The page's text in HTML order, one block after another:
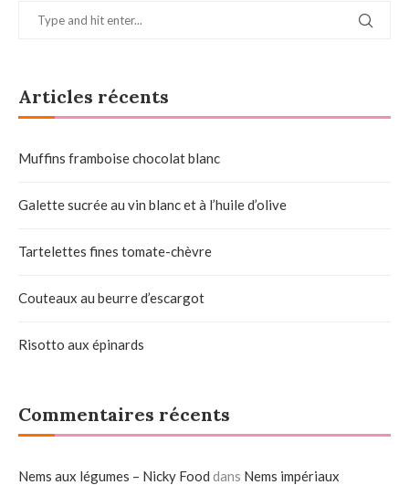
Articles récents
Muffins framboise chocolat blanc
Galette sucrée au vin blanc et à l’huile d’olive
Tartelettes fines tomate-chèvre
Couteaux au beurre d’escargot
Risotto aux épinards
Commentaires récents
Nems aux légumes – Nicky Food dans Nems impériaux